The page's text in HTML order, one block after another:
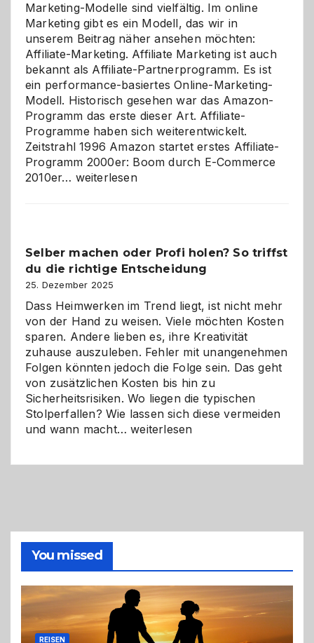
Marketing-Modelle sind vielfältig. Im online
Marketing gibt es ein Modell, das wir in
unserem Beitrag näher ansehen möchten:
Affiliate-Marketing. Affiliate Marketing ist auch
bekannt als Affiliate-Partnerprogramm. Es ist
ein performance-basiertes Online-Marketing-
Modell. Historisch gesehen war das Amazon-
Programm das erste dieser Art. Affiliate-
Programme haben sich weiterentwickelt.
Zeitstrahl 1996 Amazon startet erstes Affiliate-
Programm 2000er: Boom durch E-Commerce
2010er… Affiliate-
Herausforderungen
und
Zukunft
weiterlesen
Selber machen oder Profi holen? So triffst
du die richtige Entscheidung
25. Dezember 2025
Dass Heimwerken im Trend liegt, ist nicht mehr
von der Hand zu weisen. Viele möchten Kosten
sparen. Andere lieben es, ihre Kreativität
zuhause auszuleben. Fehler mit unangenehmen
Folgen könnten jedoch die Folge sein. Das geht
von zusätzlichen Kosten bis hin zu
Sicherheitsrisiken. Wo liegen die typischen
Stolperfallen? Wie lassen sich diese vermeiden
und wann macht…Selber
richtige
Entscheidung
weiterlesen
You missed
REISEN